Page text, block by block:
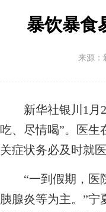
暴饮暴食
来源
新华社银川1月2
吃、尽情喝”。医
关症状务必及时就医
“一到假期，医院
胰腺炎等为主。”